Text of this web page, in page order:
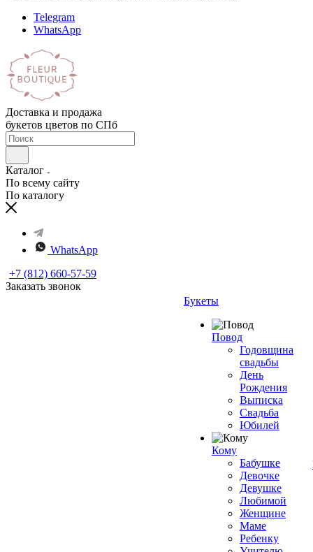
Telegram
WhatsApp
Доставка и продажа
букетов цветов по СПб
Каталог
По всему сайту
По каталогу
WhatsApp
+7 (812) 660-57-59
Заказать звонок
Букеты
Повод
Годовщина
свадьбы
День
Рождения
Выписка
Свадьба
Юбилей
Кому
Бабушке
Девочке
Девушке
Любимой
Женщине
Маме
Ребенку